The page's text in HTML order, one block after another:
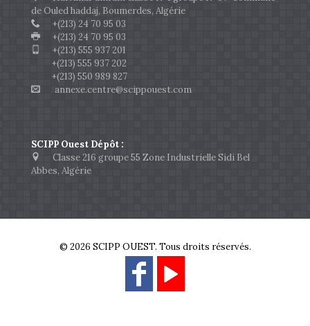
de Ouled haddaj, Boumerdes, Algérie
+(213) 24 70 95 03
+(213) 24 70 95 03
+(213) 555 937 201
+(213) 555 937 202
+(213) 550 989 827
annexe.centre@scippouest.com
SCIPP Ouest Dépôt :
Classe 216 groupe 55 Zone Industrielle Sidi Bel
Abbes, Algérie
© 2026 SCIPP OUEST. Tous droits réservés.